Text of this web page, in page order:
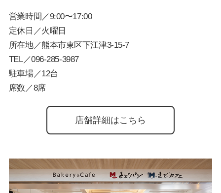
営業時間／9:00〜17:00
定休日／火曜日
所在地／熊本市東区下江津3-15-7
TEL／096-285-3987
駐車場／12台
席数／8席
店舗詳細はこちら